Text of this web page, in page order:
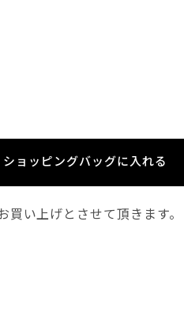
ショッピングバッグに入れる
買い上げとさせて頂きます。